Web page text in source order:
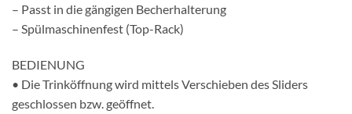
– Passt in die gängigen Becherhalterung
– Spülmaschinenfest (Top-Rack)
BEDIENUNG
• Die Trinköffnung wird mittels Verschieben des Sliders
geschlossen bzw. geöffnet.